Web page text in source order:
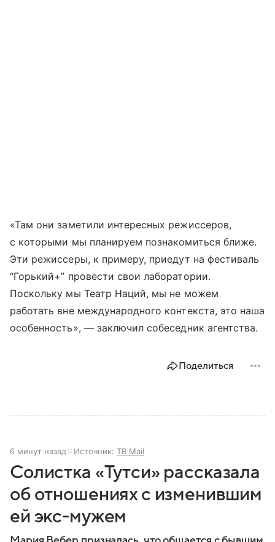
«Там они заметили интересных режиссеров,
с которыми мы планируем познакомиться ближе.
Эти режиссеры, к примеру, приедут на фестиваль
“Горький+” провести свои лаборатории.
Поскольку мы Театр Наций, мы не можем
работать вне международного контекста, это наша
особенность», — заключил собеседник агентства.
Поделиться
6 минут назад Источник: ТВ Mail
Солистка «Тутси» рассказала
об отношениях с изменившим
ей экс-мужем